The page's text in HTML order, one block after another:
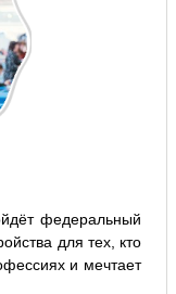
федеральный
для тех, кто
и мечтает